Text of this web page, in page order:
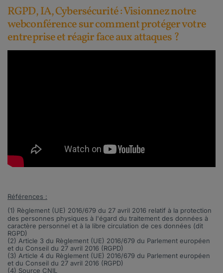
RGPD, IA, Cybersécurité : Visionnez notre
webconférence sur comment protéger votre
entreprise et réagir face aux attaques ?
Références :
(1) Règlement (UE) 2016/679 du 27 avril 2016 relatif à la protection
des personnes physiques à l'égard du traitement des données à
caractère personnel et à la libre circulation de ces données (dit
RGPD)
(2) Article 3 du Règlement (UE) 2016/679 du Parlement européen
et du Conseil du 27 avril 2016 (RGPD)
(3) Article 4 du Règlement (UE) 2016/679 du Parlement européen
et du Conseil du 27 avril 2016 (RGPD)
(4) Source CNIL